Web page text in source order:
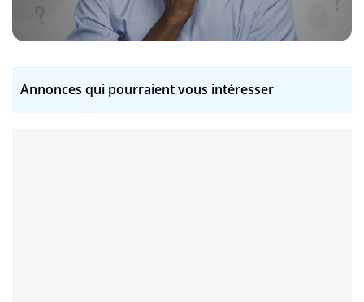
Annonces qui pourraient vous intéresser